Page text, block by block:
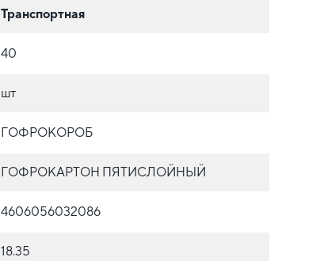
Транспортная
40
шт
ГОФРОКОРОБ
ГОФРОКАРТОН ПЯТИСЛОЙНЫЙ
4606056032086
18.35